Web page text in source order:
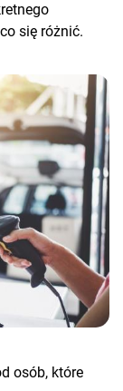
się różnić.
osób, które